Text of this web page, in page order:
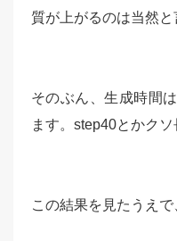
質が上がるのは当然と
そのぶん、生成時間
ます。step40とかク
この結果を見たうえで